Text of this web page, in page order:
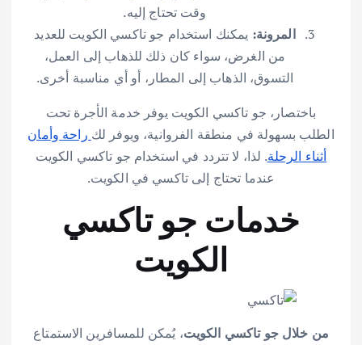
وقت تحتاج إليه.
المرونة: يمكنك استخدام جو تاكسي الكويت للعديد
من الغرض، سواء كان ذلك للذهاب إلى العمل،
التسوق، الذهاب إلى المطار، أو أي مناسبة أخرى.
باختصار، جو تاكسي الكويت يوفر خدمة الأجرة تحت
الطلب بسهولة في منطقة الفروانية، ويوفر لك راحة وأمان
أثناء الرحلة. لذا، لا تتردد في استخدام جو تاكسي الكويت
عندما تحتاج إلى تاكسي في الكويت.
خدمات جو تاكسي
الكويت
من خلال جو تاكسي الكويت، يُمكن للمسافرين الاستمتاع